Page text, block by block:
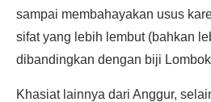
sampai membahayakan usus
sifat yang lebih lembut (bahkan
dibandingkan dengan biji
Khasiat lainnya dari Anggur,